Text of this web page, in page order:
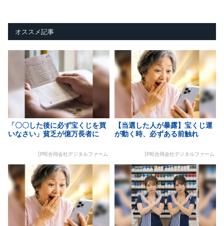
オススメ記事
「〇〇した後に必ず宝くじを買
いなさい」貧乏が億万長者に
[PR]合同会社デジタルファーム
【当選した人が暴露】宝くじ運
が動く時、必ずある前触れ
[PR]合同会社デジタルファーム